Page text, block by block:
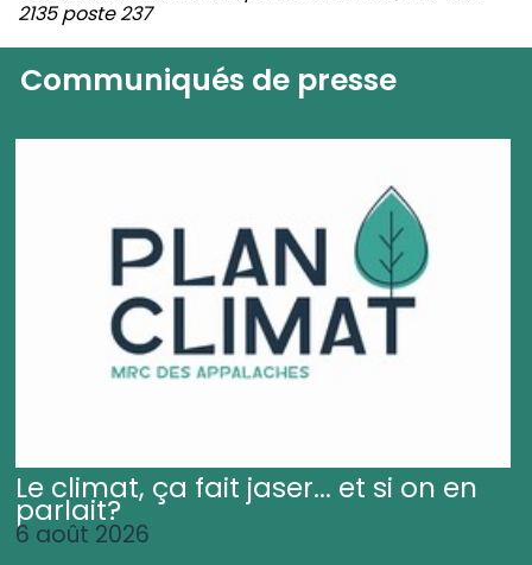
2135 poste 237
Communiqués de presse
Le climat, ça fait jaser... et si on en
parlait?
6 août 2026